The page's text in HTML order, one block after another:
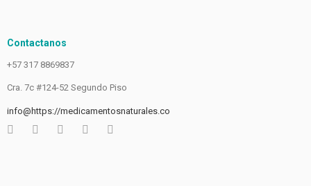
Contactanos
+57 317 8869837
Cra. 7c #124-52 Segundo Piso
info@https://medicamentosnaturales.co